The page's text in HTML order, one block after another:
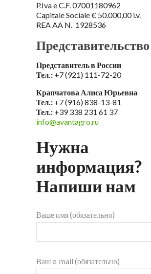
P.Iva e C.F. 07001180962
Capitale Sociale € 50.000,00 i.v.
REA AA N. 1928536
Представитель в России
Тел.: +7 (921) 111-72-20
Крапчатова Алиса Юрьевна
Тел.: +7 (916) 838-13-81
Тел.: +39 338 231 61 37
info@avantagro.ru
Нужна
информация?
Напиши нам
Ваше имя (обязательно)
Ваш e-mail (обязательно)